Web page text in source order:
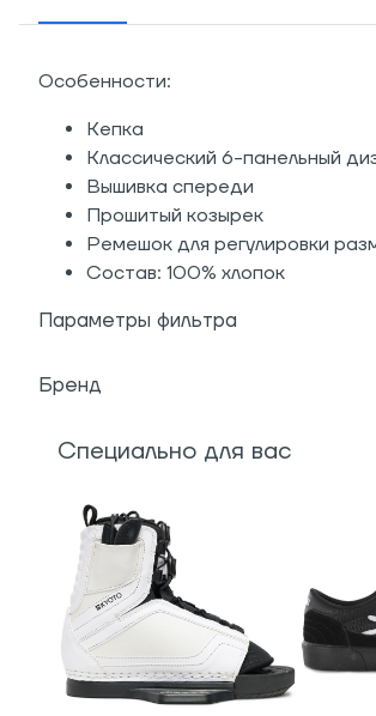
Особенности:
Кепка
Классический 6-панельный
Вышивка спереди
Прошитый козырек
Ремешок для регулировки
Состав: 100% хлопок
Параметры фильтра
Бренд
Специально для вас